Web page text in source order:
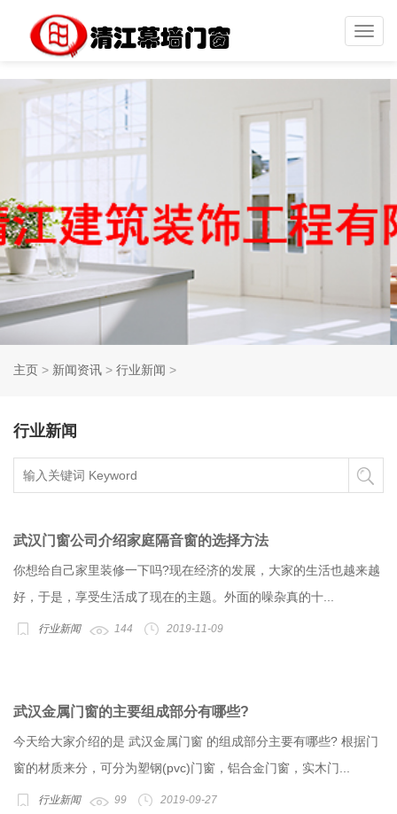
主页 > 新闻资讯 > 行业新闻 >
行业新闻
武汉门窗公司介绍家庭隔音窗的选择方法
你想给自己家里装修一下吗?现在经济的发展，大家的生活也越来越
好，于是，享受生活成了现在的主题。外面的噪杂真的十...
行业新闻 144 2019-11-09
武汉金属门窗的主要组成部分有哪些?
今天给大家介绍的是 武汉金属门窗 的组成部分主要有哪些? 根据门
窗的材质来分，可分为塑钢(pvc)门窗，铝合金门窗，实木门...
行业新闻 99 2019-09-27